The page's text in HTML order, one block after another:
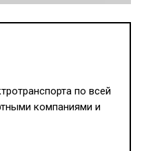
по всей
компаниями и